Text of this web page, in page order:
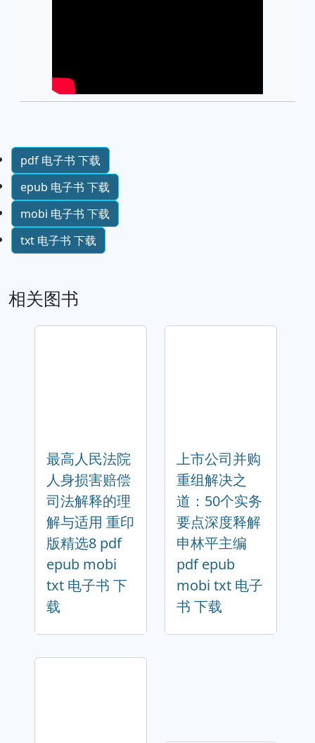
pdf 电子书 下载
epub 电子书 下载
mobi 电子书 下载
txt 电子书 下载
相关图书
最高人民法院
人身损害赔偿
司法解释的理
解与适用 重印
版精选8 pdf
epub mobi
txt 电子书 下
载
上市公司并购
重组解决之
道：50个实务
要点深度释解
申林平主编
pdf epub
mobi txt 电子
书 下载